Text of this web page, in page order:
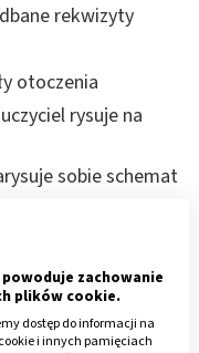
rekwizyty
otoczenia
rysuje na
sobie schemat
znajdują się
jak: widziałem,
to dobrze
zachowanie
plików cookie.
dostęp do informacji na
i innych pamięciach